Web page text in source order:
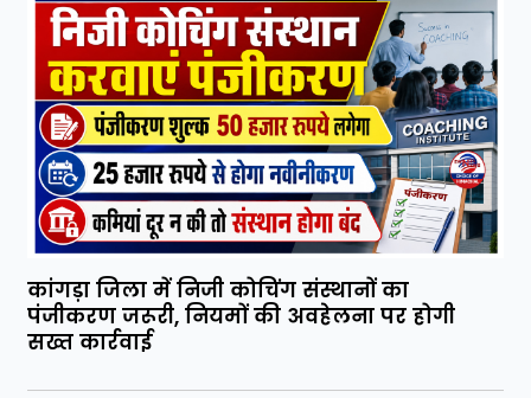
कांगड़ा जिला में निजी कोचिंग संस्थानों का
पंजीकरण जरूरी, नियमों की अवहेलना पर होगी
सख्त कार्रवाई